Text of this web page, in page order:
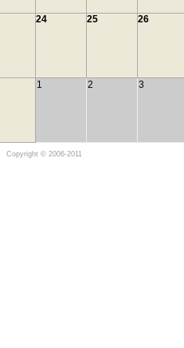
24 25 26
1 2 3
Copyright © 2006-2011